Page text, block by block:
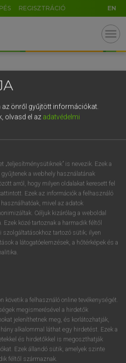
REGISZTRÁCIÓ EN
menu
APPLIKÁCIÓ
OFFICE BŐVÍTMÉNY
SZÓTÁRMODUL
az önről gyűjtött információkat.
olvasd el az adatvédelmi
„teljesítménysütiknek” is nevezik. Ezek a
a webhely használatának
arról, hogy milyen oldalakat keresett fel
Ezek az információk a felhasználó
mivel az adatok
Céljuk kizárólag a weboldal
Ezek közé tartoznak a harmadik féltől
szolgáltatásokhoz tartozó sütik; ilyen
a látogatóelemzések, a hőtérképek és a
követik a felhasználó online tevékenységét.
megismerésével a hirdetők
jeleníthetnek meg, és korlátozhatják,
alkalommal láthat egy hirdetést. Ezek a
és hirdetőkkel is megoszthatják
Ezek állandó sütik, amelyek szinte
féltől származnak.
, . - AltGr